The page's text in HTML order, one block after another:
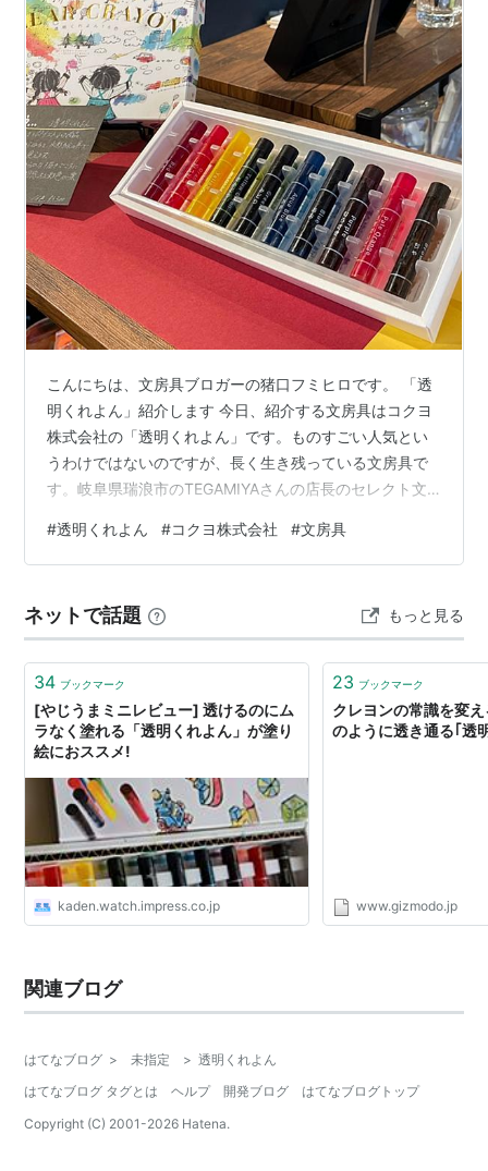
こんにちは、文房具ブロガーの猪口フミヒロです。 「透
明くれよん」紹介します 今日、紹介する文房具はコクヨ
株式会社の「透明くれよん」です。ものすごい人気とい
うわけではないのですが、長く生き残っている文房具で
す。岐阜県瑞浪市のTEGAMIYAさんの店長のセレクト文
持っていたのですが、感動して説明しているうちに、そ
の話している人に「使ってみてよ」と差し上げてしまう
とってはそのくらい、すごくておすすめの文房具なので
す。 線画の上からぬると、透明水彩絵の具で描いたよう
に下絵が透けて見えます。描いた直後なら…
#透明くれよん #コクヨ株式会社 #文房具
ネットで話題 もっと見る
34 ブックマーク
[やじうまミニレビュー] 透けるのにム
ラなく塗れる「透明くれよん」が塗り
絵におススメ!
kaden.watch.impress.co.jp
23 ブックマーク
クレヨンの常識を変
のように透き通る｢透
www.gizmodo.jp
関連ブログ
はてなブログ > 未指定 > 透明くれよん
はてなブログ タグとは
ヘルプ 開発ブログ
はてなブログトップ
Copyright (C) 2001-2026 Hatena.